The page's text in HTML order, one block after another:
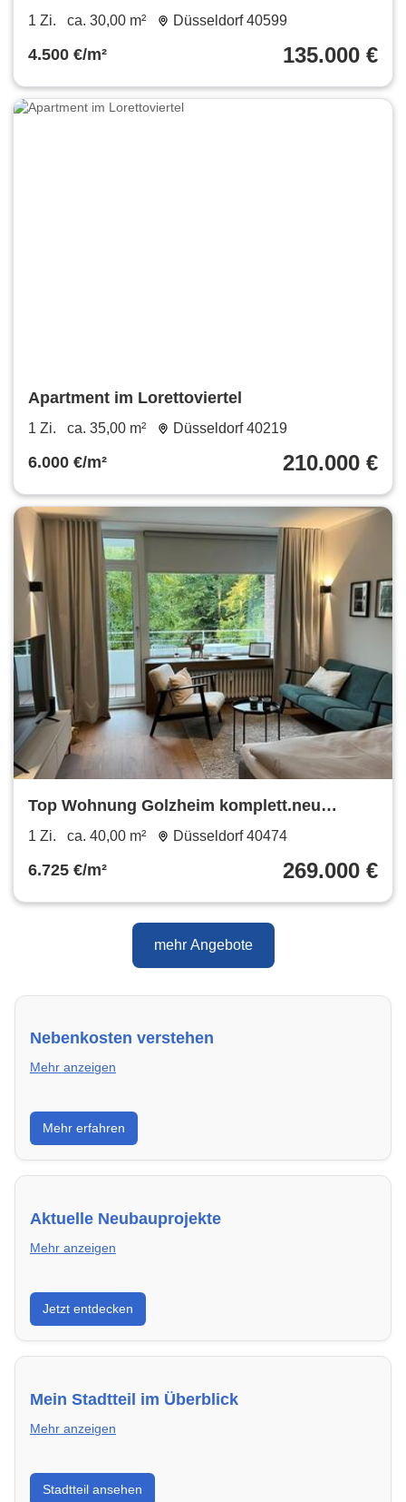
1 Zi. ca. 30,00 m² Düsseldorf 40599
4.500 €/m² 135.000 €
Apartment im Lorettoviertel
1 Zi. ca. 35,00 m² Düsseldorf 40219
6.000 €/m² 210.000 €
Top Wohnung Golzheim komplett.neu
möbliert
1 Zi. ca. 40,00 m² Düsseldorf 40474
6.725 €/m² 269.000 €
mehr Angebote
Nebenkosten verstehen
Mehr anzeigen
Erfahre, welche Nebenkosten rechtmäßig sind und
wie du deine monatliche Belastung optimieren
kannst.
Mehr erfahren
Aktuelle Neubauprojekte
Mehr anzeigen
Entdecke Neubauprojekte in Ratingen – modern,
energieeffizient und sofort bezugsfertig.
Jetzt entdecken
Mein Stadtteil im Überblick
Mehr anzeigen
Erfahre mehr über deinen Stadtteil in Ratingen:
Lebensqualität, Verkehrsanbindung, Schulen,
Stadtteil ansehen